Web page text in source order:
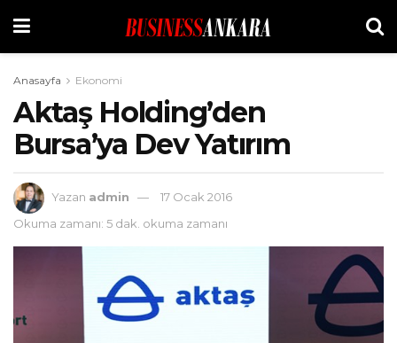
Anasayfa Ekonomi
Aktaş Holding’den
Bursa’ya Dev Yatırım
Yazan admin
17 Ocak 2016
Okuma zamanı: 5 dak. okuma zamanı